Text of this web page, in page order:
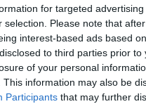
for targeted
selection. Please note that
interest-based ads based
to third parties prior
of your personal
This information may also be
Participants that may further
2017-02-